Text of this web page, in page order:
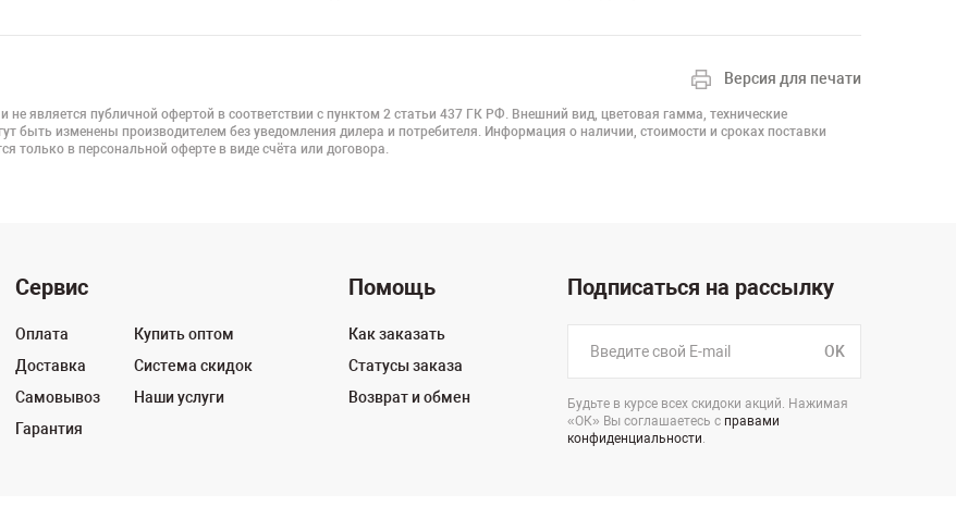
Версия для печати
является публичной офертой в соответствии с пунктом 2 статьи 437 ГК РФ. Внешний вид, цветовая гамма, технические
быть изменены производителем без уведомления дилера и потребителя. Информация о наличии, стоимости и сроках поставки
только в персональной оферте в виде счёта или договора.
Сервис
Оплата
Доставка
Самовывоз
Гарантия
Купить оптом
Система скидок
Наши услуги
Помощь
Как заказать
Статусы заказа
Возврат и обмен
Подписаться на рассылку
OK
Будьте в курсе всех скидоки акций. Нажимая
«ОК» Вы соглашаетесь с правами
конфиденциальности.